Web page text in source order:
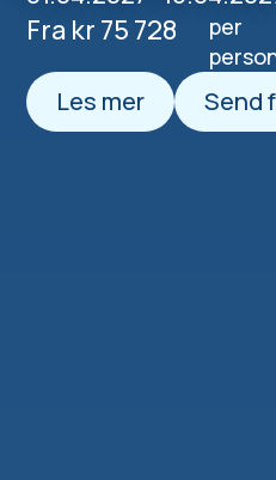
Fra kr 75 728
per
Les mer Send